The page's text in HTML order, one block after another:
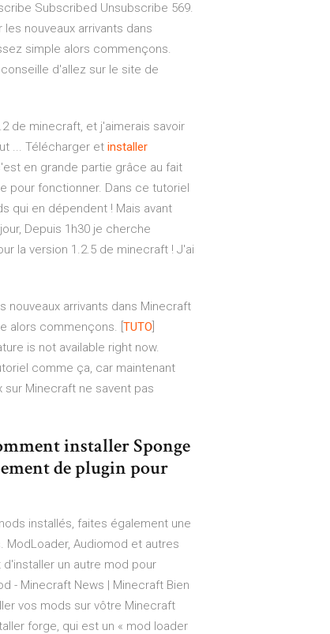
Subscribed Unsubscribe 569.
nouveaux arrivants dans
simple alors commençons.
d'allez sur le site de
de minecraft, et j'aimerais savoir
... Télécharger et installer
en grande partie grâce au fait
pour fonctionner. Dans ce tutoriel
qui en dépendent ! Mais avant
Depuis 1h30 je cherche
la version 1.2.5 de minecraft ! J'ai
nouveaux arrivants dans Minecraft
alors commençons. [ TUTO
is not available right now.
comme ça, car maintenant
Minecraft ne savent pas
installer Sponge
de plugin pour
installés, faites également une
Audiomod et autres
un autre mod pour
- Minecraft News | Minecraft Bien
vos mods sur vôtre Minecraft
forge, qui est un « mod loader